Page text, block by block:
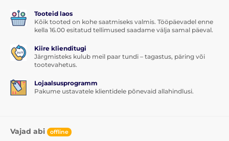
Pakendi sisu:
1x kuiv salvrätik
Tooteid laos
Kõik tooted on kohe saatmiseks valmis. Tööpäevadel enne
kella 16.00 esitatud tellimused saadame välja samal päeval.
Kiire klienditugi
Järgmisteks kulub meil paar tundi – tagastus, päring või
tootevahetus.
Lojaalsusprogramm
Pakume ustavatele klientidele põnevaid allahindlusi.
Vajad abi offline